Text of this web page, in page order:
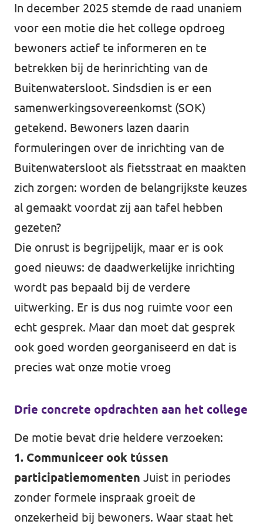
In december 2025 stemde de raad unaniem
voor een motie die het college opdroeg
bewoners actief te informeren en te
betrekken bij de herinrichting van de
Buitenwatersloot. Sindsdien is er een
samenwerkingsovereenkomst (SOK)
getekend. Bewoners lazen daarin
formuleringen over de inrichting van de
Buitenwatersloot als fietsstraat en maakten
zich zorgen: worden de belangrijkste keuzes
al gemaakt voordat zij aan tafel hebben
gezeten?
Die onrust is begrijpelijk, maar er is ook
goed nieuws: de daadwerkelijke inrichting
wordt pas bepaald bij de verdere
uitwerking. Er is dus nog ruimte voor een
echt gesprek. Maar dan moet dat gesprek
ook goed worden georganiseerd en dat is
precies wat onze motie vroeg
Drie concrete opdrachten aan het college
De motie bevat drie heldere verzoeken:
1. Communiceer ook tússen
participatiemomenten Juist in periodes
zonder formele inspraak groeit de
onzekerheid bij bewoners. Waar staat het